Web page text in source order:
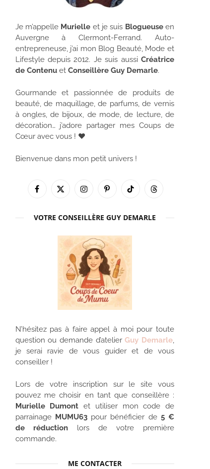
Je m’appelle Murielle et je suis Blogueuseen
Auvergne à Clermont-Ferrand. Auto-
entrepreneuse, j’ai mon Blog Beauté, Mode et
Lifestyle depuis 2012. Je suis aussi Créatrice
de Contenuet Conseillère Guy Demarle.
Gourmande et passionnée de produits de
beauté, de maquillage, de parfums, de vernis
à ongles, de bijoux, de mode, de lecture, de
décoration… j’adore partager mes Coups de
Cœur avec vous ! ♥
Bienvenue dans mon petit univers !
Facebook
X
InstagramPinterestTikTok Threads
VOTRE CONSEILLÈRE GUY DEMARLE
N’hésitez pas à faire appel à moi pour toute
question ou demande d’atelierGuy Demarle,
je serai ravie de vous guider et de vous
conseiller !
Lors de votre inscription sur le site vous
pouvez me choisir en tant que conseillère :
Murielle Dumont et utiliser mon code de
parrainage MUMU63pour bénéficier de 5 €
de réduction lors de votre première
commande.
ME CONTACTER